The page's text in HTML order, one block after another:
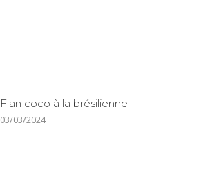
Flan coco à la brésilienne
03/03/2024